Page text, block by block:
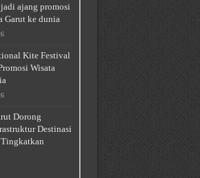
Keputusan
ajang promosi
Garut ke dunia
Kite Festival
Wisata
Dorong
Destinasi